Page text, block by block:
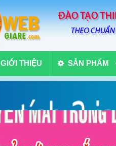
GIỚI THIỆU SẢN PHẨM